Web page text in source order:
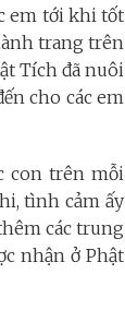
em tới khi tốt
trang trên
Tích đã nuôi
cho các em
con trên mỗi
tình cảm ấy
các trung
nhận ở Phật